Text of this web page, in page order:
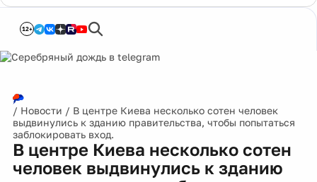
12+
/ Новости / В центре Киева несколько сотен человек
выдвинулись к зданию правительства, чтобы попытаться
заблокировать вход.
В центре Киева несколько сотен
человек выдвинулись к зданию